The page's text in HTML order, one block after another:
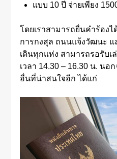
แบบ 10 ปี จ่ายเพียง
โดยเราสามารถยื่นคำร้องไ
การกงสุล ถนนแจ้งวัฒนะ
เดินทุกแห่ง สามารถรอรับเ
เวลา 14.30 – 16.30 น. น
อื่นที่น่าสนใจอีก ได้แก่